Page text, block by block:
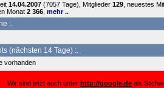
14.04.2007(7057 Tage), Mitglieder 129, neuestes
Monat 2 366, mehr ..
:.
(nächsten 14 Tage) :.
vorhanden
Wir sind jetzt auch unter http://google.de als